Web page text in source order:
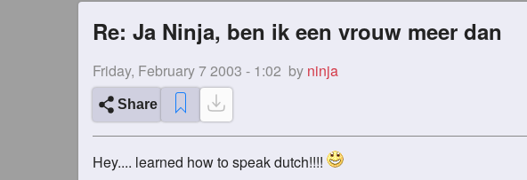
Re: Ja Ninja, ben ik een vrouw meer dan
Friday, February 7 2003 - 1:02 by ninja
Share
Hey.... learned how to speak dutch!!!!